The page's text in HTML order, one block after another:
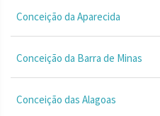
Conceição da Aparecida
Conceição da Barra de Minas
Conceição das Alagoas